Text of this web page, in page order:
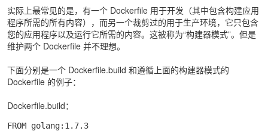
实际上最常见的是，有一个 Dockerfile 用于开发（其中包含构建应用
程序所需的所有内容），而另一个裁剪过的用于生产环境，它只包含
您的应用程序以及运行它所需的内容。这被称为“构建器模式”。但是
维护两个 Dockerfile 并不理想。
下面分别是一个 Dockerfile.build 和遵循上面的构建器模式的
Dockerfile 的例子：
Dockerfile.build：
FROM golang:1.7.3